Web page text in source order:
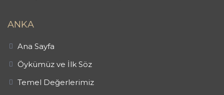
ANKA
Ana Sayfa
Öykümüz ve İlk Söz
Temel Değerlerimiz